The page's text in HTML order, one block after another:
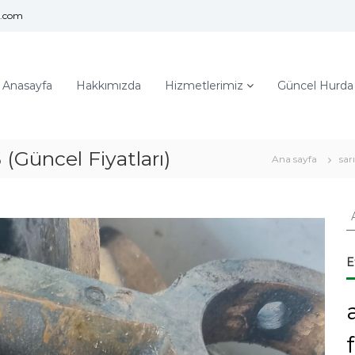
Anasayfa Hakkımızda Hizmetlerimiz Güncel
Fiyatları) Ana sayfa
: